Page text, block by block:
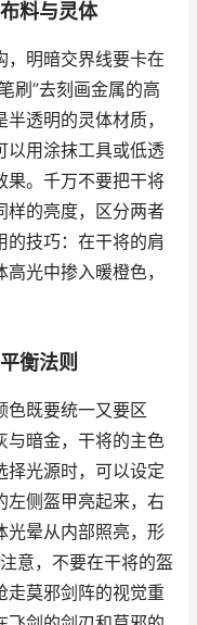
料与灵体
，明暗交界线要卡在
刷”去刻画金属的高
透明的灵体材质，
用涂抹工具或低透
果。千万不要把干将
样的亮度，区分两者
的技巧：在干将的肩
光中掺入暖橙色，
衡法则
色既要统一又要区
与暗金，干将的主色
择光源时，可以设定
左侧盔甲亮起来，右
光晕从内部照亮，形
意，不要在干将的盔
走莫邪剑阵的视觉重